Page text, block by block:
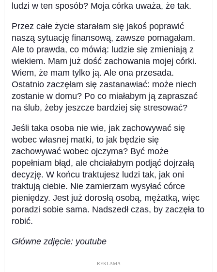
ludzi w ten sposób? Moja córka uważa, że tak.
Przez całe życie starałam się jakoś poprawić
naszą sytuację finansową, zawsze pomagałam.
Ale to prawda, co mówią: ludzie się zmieniają z
wiekiem. Mam już dość zachowania mojej córki.
Wiem, że mam tylko ją. Ale ona przesada.
Ostatnio zaczęłam się zastanawiać: może niech
zostanie w domu? Po co miałabym ją zapraszać
na ślub, żeby jeszcze bardziej się stresować?
Jeśli taka osoba nie wie, jak zachowywać się
wobec własnej matki, to jak będzie się
zachowywać wobec ojczyma? Być może
popełniam błąd, ale chciałabym podjąć dojrzałą
decyzję. W końcu traktujesz ludzi tak, jak oni
traktują ciebie. Nie zamierzam wysyłać córce
pieniędzy. Jest już dorosłą osobą, mężatką, więc
poradzi sobie sama. Nadszedł czas, by zaczęła to
robić.
Główne zdjęcie: youtube
––––– REKLAMA –––––